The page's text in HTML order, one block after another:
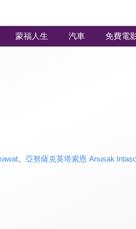
蒙福人生 汽車 免費電
、 亞努薩克英塔索恩 Anusak